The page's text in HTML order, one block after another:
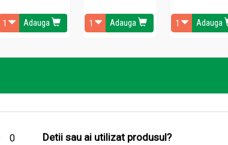
Adauga Adauga Adauga
0
Detii sau ai utilizat produsul?